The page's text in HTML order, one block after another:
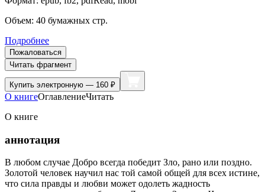
Объем: 40 бумажных стр.
Подробнее
Пожаловаться
Читать фрагмент
Купить электронную — 160 ₽
О книгеОглавлениеЧитать
О книге
аннотация
В любом случае Добро всегда победит Зло, рано или поздно.
Золотой человек научил нас той самой общей для всех истине,
что сила правды и любви может одолеть жадность